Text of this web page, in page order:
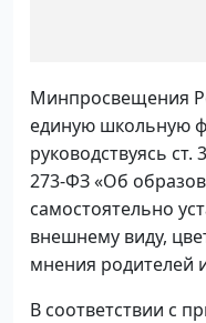
Минпросвещения
единую школьную
руководствуясь
273-ФЗ «Об
самостоятельно
внешнему виду,
мнения родителей
В соответствии с